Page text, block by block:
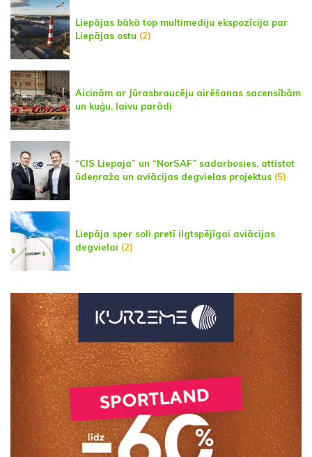
Liepājas bākā top multimediju ekspozīcija par
Liepājas ostu (2)
Aicinām ar Jūrasbraucēju airēšanas sacensībām
un kuģu, laivu parādi
“CIS Liepaja” un “NorSAF” sadarbosies, attīstot
ūdeņraža un aviācijas degvielas projektus (5)
Liepāja sper soli pretī ilgtspējīgai aviācijas
degvielai (2)